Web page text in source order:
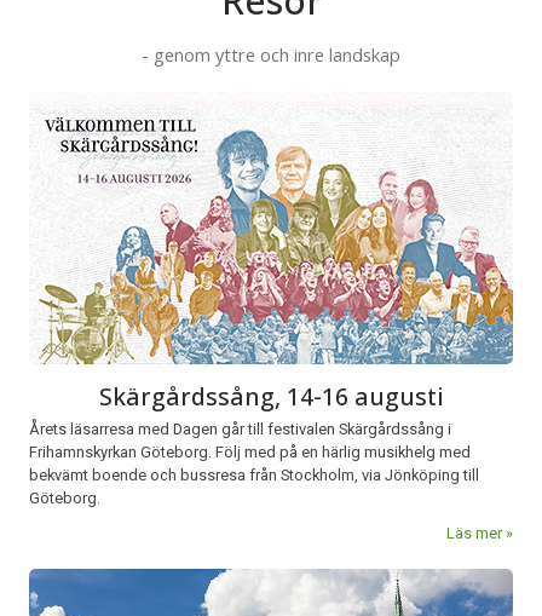
- genom yttre och inre landskap
Skärgårdssång, 14-16 augusti
Årets läsarresa med Dagen går till festivalen Skärgårdssång i
Frihamnskyrkan Göteborg. Följ med på en härlig musikhelg med
bekvämt boende och bussresa från Stockholm, via Jönköping till
Göteborg.
Läs mer